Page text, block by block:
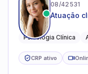
08/42531
Atuação
Psicologia Clínica
CRP ativo